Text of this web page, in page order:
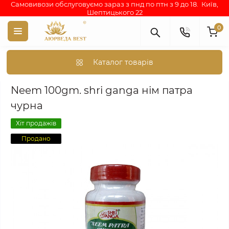
Самовивози обслуговуємо зараз з пнд по птн з 9 до 18. Київ,
Шептицького 22
0
Каталог товарів
Аюрведа каталог індійських товарів АЮРВЕДИЧНІ
Neem 100gm. shri ganga нім патра
чурна
Хіт продажів
Продано